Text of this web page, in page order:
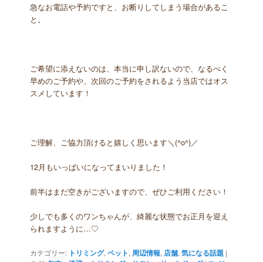
急なお電話や予約ですと、お断りしてしまう場合があるこ
と。
ご希望に添えないのは、本当に申し訳ないので、なるべく
早めのご予約や、次回のご予約をされるよう当店ではオス
スメしています！
ご理解、ご協力頂けると嬉しく思います＼(^o^)／
12月もいっぱいになってまいりました！
前半はまだ空きがございますので、ぜひご利用ください！
少しでも多くのワンちゃんが、綺麗な状態でお正月を迎え
られますように…♡
カテゴリー: トリミング, ペット, 周辺情報, 店舗, 気になる話題 |